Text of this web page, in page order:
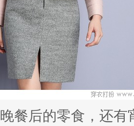
后的零食，还有